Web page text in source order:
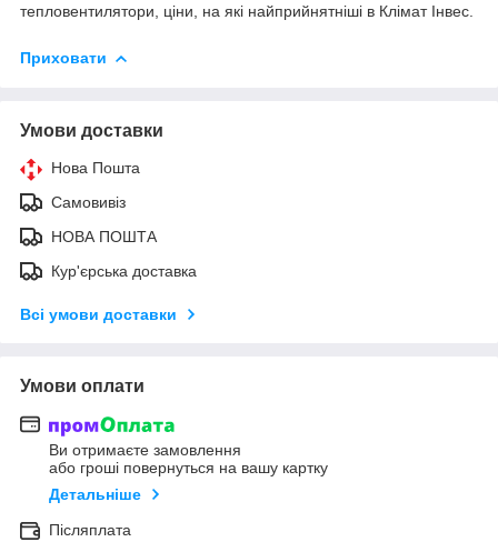
тепловентилятори, ціни, на які найприйнятніші в Клімат Інвес.
Приховати
Умови доставки
Нова Пошта
Самовивіз
НОВА ПОШТА
Кур'єрська доставка
Всі умови доставки
Умови оплати
Ви отримаєте замовлення
або гроші повернуться на вашу картку
Детальніше
Післяплата